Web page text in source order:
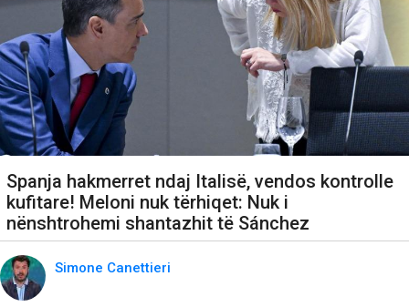
Spanja hakmerret ndaj Italisë, vendos kontrolle
kufitare! Meloni nuk tërhiqet: Nuk i
nënshtrohemi shantazhit të Sánchez
Simone Canettieri